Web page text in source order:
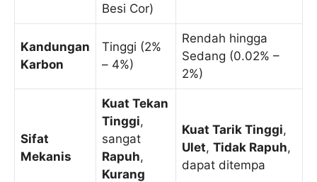
Besi Cor)
Kandungan
Karbon
Tinggi (2%
– 4%)
Rendah hingga
Sedang (0.02% –
2%)
Sifat
Mekanis
Kuat Tekan
Tinggi,
sangat
Rapuh,
Kurang
Kuat Tarik Tinggi,
Ulet, Tidak Rapuh,
dapat ditempa